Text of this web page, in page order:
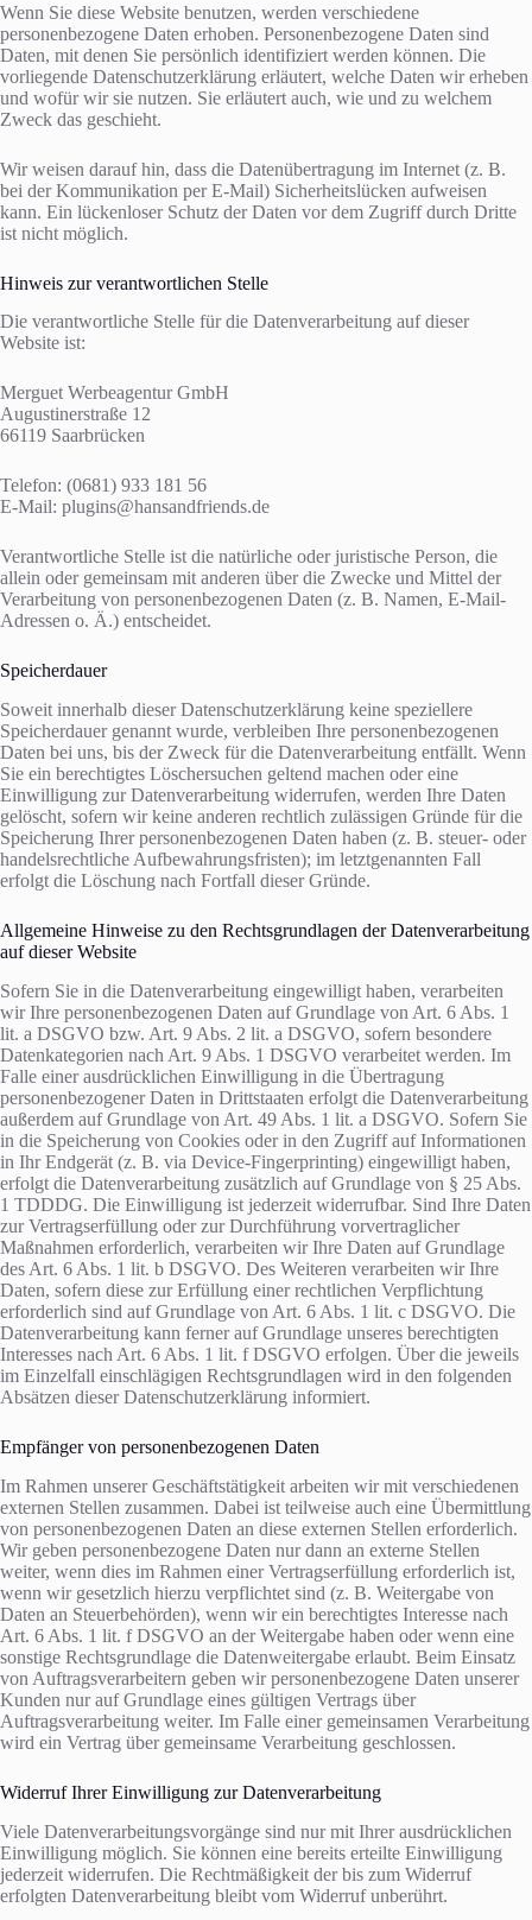
Wenn Sie diese Website benutzen, werden verschiedene
personenbezogene Daten erhoben. Personenbezogene Daten sind
Daten, mit denen Sie persönlich identifiziert werden können. Die
vorliegende Datenschutzerklärung erläutert, welche Daten wir erheben
und wofür wir sie nutzen. Sie erläutert auch, wie und zu welchem
Zweck das geschieht.
Wir weisen darauf hin, dass die Datenübertragung im Internet (z. B.
bei der Kommunikation per E-Mail) Sicherheitslücken aufweisen
kann. Ein lückenloser Schutz der Daten vor dem Zugriff durch Dritte
ist nicht möglich.
Hinweis zur verantwortlichen Stelle
Die verantwortliche Stelle für die Datenverarbeitung auf dieser
Website ist:
Merguet Werbeagentur GmbH
Augustinerstraße 12
66119 Saarbrücken
Telefon: (0681) 933 181 56
E-Mail: plugins@hansandfriends.de
Verantwortliche Stelle ist die natürliche oder juristische Person, die
allein oder gemeinsam mit anderen über die Zwecke und Mittel der
Verarbeitung von personenbezogenen Daten (z. B. Namen, E-Mail-
Adressen o. Ä.) entscheidet.
Speicherdauer
Soweit innerhalb dieser Datenschutzerklärung keine speziellere
Speicherdauer genannt wurde, verbleiben Ihre personenbezogenen
Daten bei uns, bis der Zweck für die Datenverarbeitung entfällt. Wenn
Sie ein berechtigtes Löschersuchen geltend machen oder eine
Einwilligung zur Datenverarbeitung widerrufen, werden Ihre Daten
gelöscht, sofern wir keine anderen rechtlich zulässigen Gründe für die
Speicherung Ihrer personenbezogenen Daten haben (z. B. steuer- oder
handelsrechtliche Aufbewahrungsfristen); im letztgenannten Fall
erfolgt die Löschung nach Fortfall dieser Gründe.
Allgemeine Hinweise zu den Rechtsgrundlagen der Datenverarbeitung
auf dieser Website
Sofern Sie in die Datenverarbeitung eingewilligt haben, verarbeiten
wir Ihre personenbezogenen Daten auf Grundlage von Art. 6 Abs. 1
lit. a DSGVO bzw. Art. 9 Abs. 2 lit. a DSGVO, sofern besondere
Datenkategorien nach Art. 9 Abs. 1 DSGVO verarbeitet werden. Im
Falle einer ausdrücklichen Einwilligung in die Übertragung
personenbezogener Daten in Drittstaaten erfolgt die Datenverarbeitung
außerdem auf Grundlage von Art. 49 Abs. 1 lit. a DSGVO. Sofern Sie
in die Speicherung von Cookies oder in den Zugriff auf Informationen
in Ihr Endgerät (z. B. via Device-Fingerprinting) eingewilligt haben,
erfolgt die Datenverarbeitung zusätzlich auf Grundlage von § 25 Abs.
1 TDDDG. Die Einwilligung ist jederzeit widerrufbar. Sind Ihre Daten
zur Vertragserfüllung oder zur Durchführung vorvertraglicher
Maßnahmen erforderlich, verarbeiten wir Ihre Daten auf Grundlage
des Art. 6 Abs. 1 lit. b DSGVO. Des Weiteren verarbeiten wir Ihre
Daten, sofern diese zur Erfüllung einer rechtlichen Verpflichtung
erforderlich sind auf Grundlage von Art. 6 Abs. 1 lit. c DSGVO. Die
Datenverarbeitung kann ferner auf Grundlage unseres berechtigten
Interesses nach Art. 6 Abs. 1 lit. f DSGVO erfolgen. Über die jeweils
im Einzelfall einschlägigen Rechtsgrundlagen wird in den folgenden
Absätzen dieser Datenschutzerklärung informiert.
Empfänger von personenbezogenen Daten
Im Rahmen unserer Geschäftstätigkeit arbeiten wir mit verschiedenen
externen Stellen zusammen. Dabei ist teilweise auch eine Übermittlung
von personenbezogenen Daten an diese externen Stellen erforderlich.
Wir geben personenbezogene Daten nur dann an externe Stellen
weiter, wenn dies im Rahmen einer Vertragserfüllung erforderlich ist,
wenn wir gesetzlich hierzu verpflichtet sind (z. B. Weitergabe von
Daten an Steuerbehörden), wenn wir ein berechtigtes Interesse nach
Art. 6 Abs. 1 lit. f DSGVO an der Weitergabe haben oder wenn eine
sonstige Rechtsgrundlage die Datenweitergabe erlaubt. Beim Einsatz
von Auftragsverarbeitern geben wir personenbezogene Daten unserer
Kunden nur auf Grundlage eines gültigen Vertrags über
Auftragsverarbeitung weiter. Im Falle einer gemeinsamen Verarbeitung
wird ein Vertrag über gemeinsame Verarbeitung geschlossen.
Widerruf Ihrer Einwilligung zur Datenverarbeitung
Viele Datenverarbeitungsvorgänge sind nur mit Ihrer ausdrücklichen
Einwilligung möglich. Sie können eine bereits erteilte Einwilligung
jederzeit widerrufen. Die Rechtmäßigkeit der bis zum Widerruf
erfolgten Datenverarbeitung bleibt vom Widerruf unberührt.